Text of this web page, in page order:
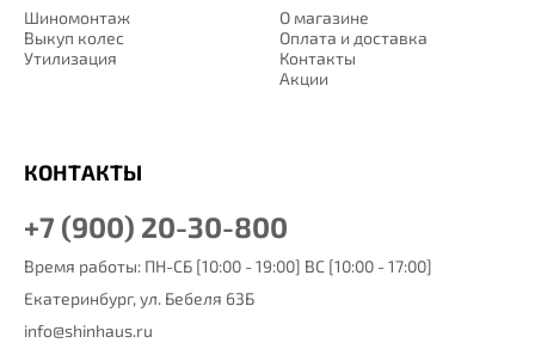
О магазине
Оплата и доставка
Контакты
Акции
Шиномонтаж
Выкуп колес
Утилизация
КОНТАКТЫ
+7 (900) 20-30-800
Время работы: ПН-СБ [10:00 - 19:00] ВС [10:00 - 17:00]
Екатеринбург, ул. Бебеля 63Б
info@shinhaus.ru